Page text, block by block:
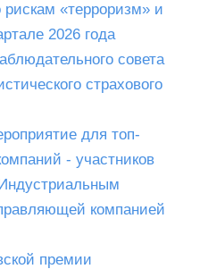
рискам «терроризм» и
2026 года
совета
страхового
для топ-
- участников
компанией
премии